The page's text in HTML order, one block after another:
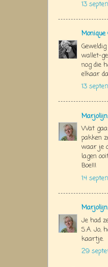
13
Monique
wallet-
nog die
elkaar
13
Wat
pakken
waar je
lagen
Boe!!!
14
Je had
S.A. Jo,
kaartje.
29